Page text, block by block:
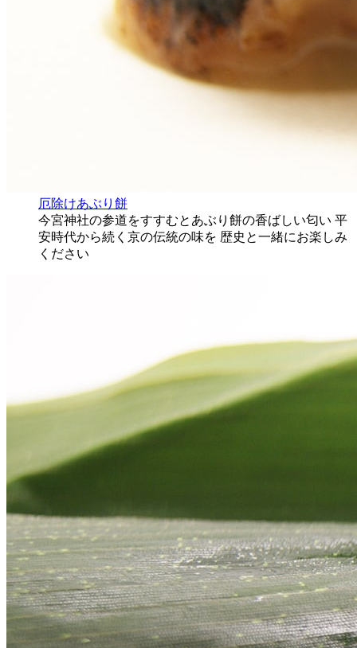
厄除けあぶり餅
今宮神社の参道をすすむとあぶり餅の香ばしい匂い 平
安時代から続く京の伝統の味を 歴史と一緒にお楽しみ
ください